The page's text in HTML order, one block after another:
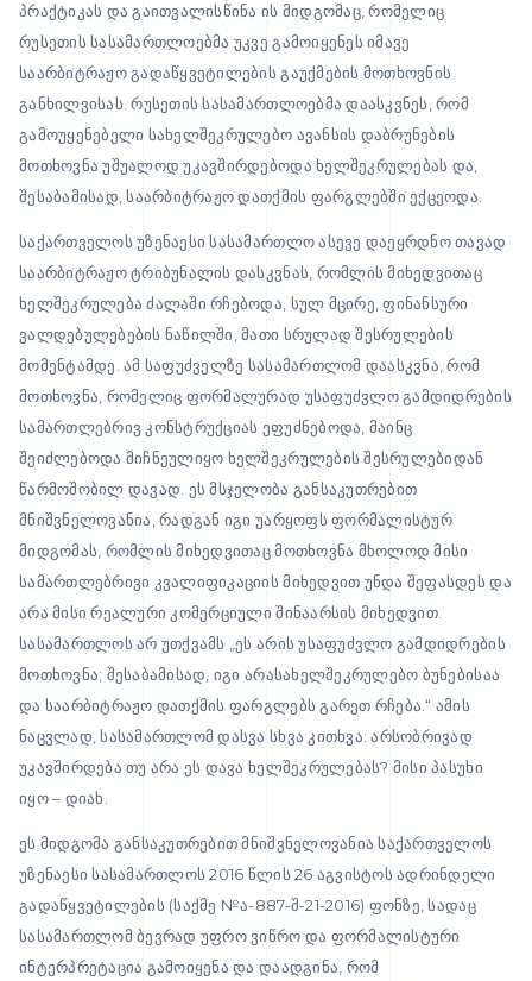
პრაქტიკას და გაითვალისწინა ის მიდგომაც, რომელიც
რუსეთის სასამართლოებმა უკვე გამოიყენეს იმავე
საარბიტრაჟო გადაწყვეტილების გაუქმების მოთხოვნის
განხილვისას. რუსეთის სასამართლოებმა დაასკვნეს, რომ
გამოუყენებელი სახელშეკრულებო ავანსის დაბრუნების
მოთხოვნა უშუალოდ უკავშირდებოდა ხელშეკრულებას და,
შესაბამისად, საარბიტრაჟო დათქმის ფარგლებში ექცეოდა.
საქართველოს უზენაესი სასამართლო ასევე დაეყრდნო თავად
საარბიტრაჟო ტრიბუნალის დასკვნას, რომლის მიხედვითაც
ხელშეკრულება ძალაში რჩებოდა, სულ მცირე, ფინანსური
ვალდებულებების ნაწილში, მათი სრულად შესრულების
მომენტამდე. ამ საფუძველზე სასამართლომ დაასკვნა, რომ
მოთხოვნა, რომელიც ფორმალურად უსაფუძვლო გამდიდრების
სამართლებრივ კონსტრუქციას ეფუძნებოდა, მაინც
შეიძლებოდა მიჩნეულიყო ხელშეკრულების შესრულებიდან
წარმოშობილ დავად. ეს მსჯელობა განსაკუთრებით
მნიშვნელოვანია, რადგან იგი უარყოფს ფორმალისტურ
მიდგომას, რომლის მიხედვითაც მოთხოვნა მხოლოდ მისი
სამართლებრივი კვალიფიკაციის მიხედვით უნდა შეფასდეს და
არა მისი რეალური კომერციული შინაარსის მიხედვით.
სასამართლოს არ უთქვამს „ეს არის უსაფუძვლო გამდიდრების
მოთხოვნა; შესაბამისად, იგი არასახელშეკრულებო ბუნებისაა
და საარბიტრაჟო დათქმის ფარგლებს გარეთ რჩება.“ ამის
ნაცვლად, სასამართლომ დასვა სხვა კითხვა: არსობრივად
უკავშირდება თუ არა ეს დავა ხელშეკრულებას? მისი პასუხი
იყო – დიახ.
ეს მიდგომა განსაკუთრებით მნიშვნელოვანია საქართველოს
უზენაესი სასამართლოს 2016 წლის 26 აგვისტოს ადრინდელი
გადაწყვეტილების (საქმე №ა-887-შ-21-2016) ფონზე, სადაც
სასამართლომ ბევრად უფრო ვიწრო და ფორმალისტური
ინტერპრეტაცია გამოიყენა და დაადგინა, რომ